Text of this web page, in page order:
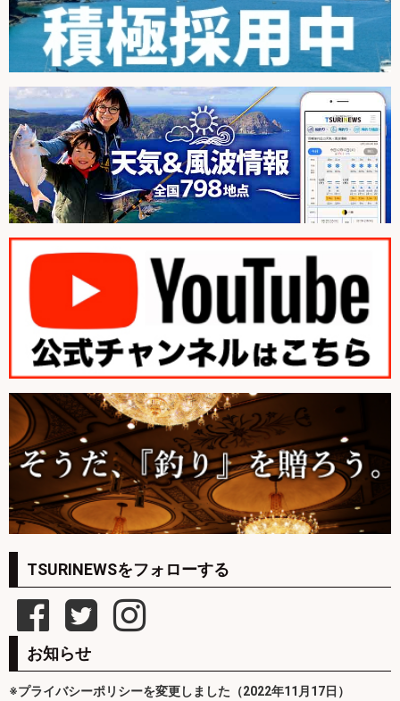
TSURINEWSをフォローする
お知らせ
※プライバシーポリシーを変更しました（2022年11月17日）